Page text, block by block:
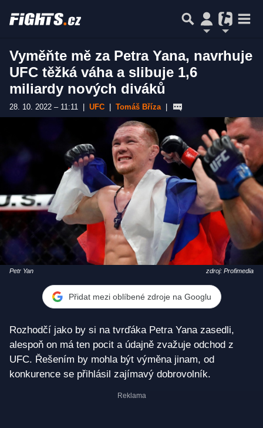
Vyměňte mě za Petra Yana, navrhuje
UFC těžká váha a slibuje 1,6
miliardy nových diváků
28. 10. 2022 – 11:11 UFC Tomáš Bříza
Petr Yan zdroj: Profimedia
Přidat mezi oblíbené zdroje na Googlu
Rozhodčí jako by si na tvrďáka Petra Yana zasedli,
alespoň on má ten pocit a údajně zvažuje odchod z
UFC. Řešením by mohla být výměna jinam, od
konkurence se přihlásil zajímavý dobrovolník.